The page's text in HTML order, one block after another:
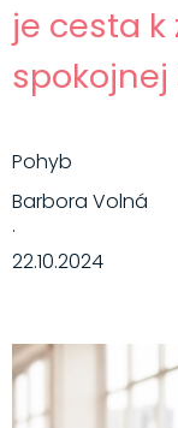
je cesta
spokojnej
Pohyb
Barbora Volná
·
22.10.2024